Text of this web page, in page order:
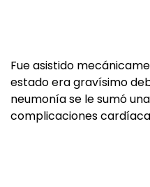
Fue asistido
estado era gravísimo
neumonía se le sumó
complicaciones